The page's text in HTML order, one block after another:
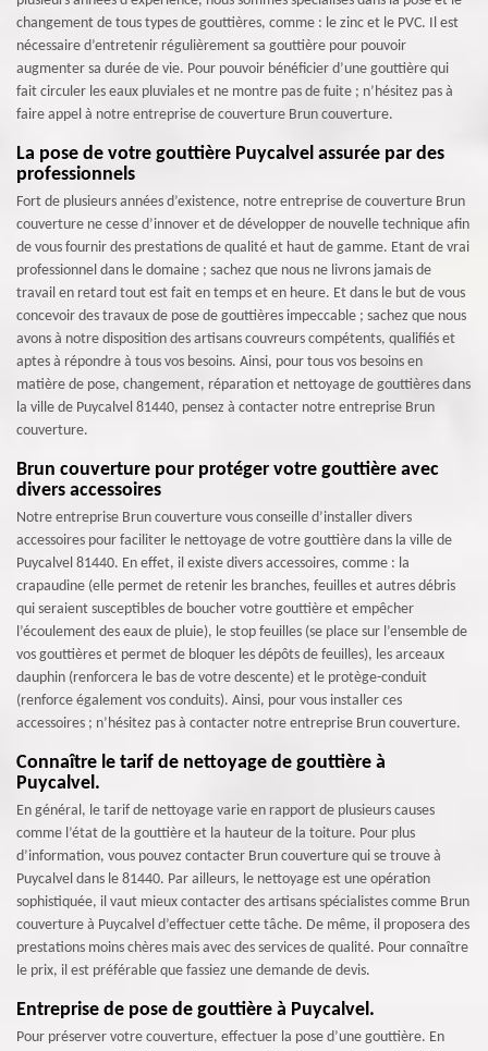
changement de tous types de gouttières, comme : le zinc et le PVC. Il est
nécessaire d’entretenir régulièrement sa gouttière pour pouvoir
augmenter sa durée de vie. Pour pouvoir bénéficier d’une gouttière qui
fait circuler les eaux pluviales et ne montre pas de fuite ; n’hésitez pas à
faire appel à notre entreprise de couverture Brun couverture.
La pose de votre gouttière Puycalvel assurée par des
professionnels
Fort de plusieurs années d’existence, notre entreprise de couverture Brun
couverture ne cesse d’innover et de développer de nouvelle technique afin
de vous fournir des prestations de qualité et haut de gamme. Etant de vrai
professionnel dans le domaine ; sachez que nous ne livrons jamais de
travail en retard tout est fait en temps et en heure. Et dans le but de vous
concevoir des travaux de pose de gouttières impeccable ; sachez que nous
avons à notre disposition des artisans couvreurs compétents, qualifiés et
aptes à répondre à tous vos besoins. Ainsi, pour tous vos besoins en
matière de pose, changement, réparation et nettoyage de gouttières dans
la ville de Puycalvel 81440, pensez à contacter notre entreprise Brun
couverture.
Brun couverture pour protéger votre gouttière avec
divers accessoires
Notre entreprise Brun couverture vous conseille d’installer divers
accessoires pour faciliter le nettoyage de votre gouttière dans la ville de
Puycalvel 81440. En effet, il existe divers accessoires, comme : la
crapaudine (elle permet de retenir les branches, feuilles et autres débris
qui seraient susceptibles de boucher votre gouttière et empêcher
l’écoulement des eaux de pluie), le stop feuilles (se place sur l’ensemble de
vos gouttières et permet de bloquer les dépôts de feuilles), les arceaux
dauphin (renforcera le bas de votre descente) et le protège-conduit
(renforce également vos conduits). Ainsi, pour vous installer ces
accessoires ; n’hésitez pas à contacter notre entreprise Brun couverture.
Connaître le tarif de nettoyage de gouttière à
Puycalvel.
En général, le tarif de nettoyage varie en rapport de plusieurs causes
comme l’état de la gouttière et la hauteur de la toiture. Pour plus
d’information, vous pouvez contacter Brun couverture qui se trouve à
Puycalvel dans le 81440. Par ailleurs, le nettoyage est une opération
sophistiquée, il vaut mieux contacter des artisans spécialistes comme Brun
couverture à Puycalvel d’effectuer cette tâche. De même, il proposera des
prestations moins chères mais avec des services de qualité. Pour connaître
le prix, il est préférable que fassiez une demande de devis.
Entreprise de pose de gouttière à Puycalvel.
Pour préserver votre couverture, effectuer la pose d’une gouttière. En